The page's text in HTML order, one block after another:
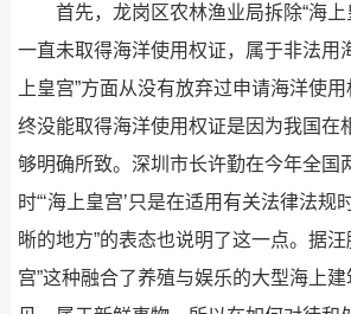
首先，龙岗区农林渔业局拆除“海上
一直未取得海洋使用权证，属于非法用
上皇宫”方面从没有放弃过申请海洋使
终没能取得海洋使用权证是因为我国在
够明确所致。深圳市长许勤在今年全国
时“‘海上皇宫’只是在适用有关法律法规
晰的地方”的表态也说明了这一点。据
宫”这种融合了养殖与娱乐的大型海上